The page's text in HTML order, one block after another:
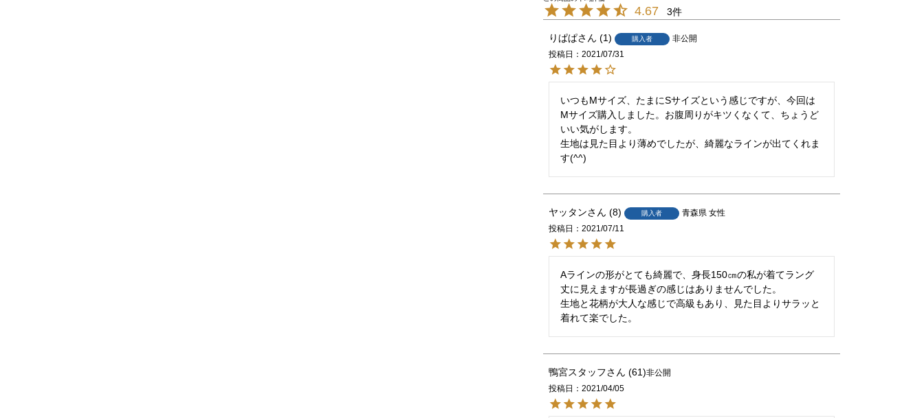
4.67 3
りぱぱ 1 購入者
非公開
投稿日
2021/07/31
いつもMサイズ、たまにSサイズという感じですが、今回は
Mサイズ購入しました。お腹周りがキツくなくて、ちょうど
いい気がします。
生地は見た目より薄めでしたが、綺麗なラインが出てくれま
ヤッタン 8 購入者 青森県 女性
投稿日
2021/07/11
Aラインの形がとても綺麗で、身長150㎝の私が着てラング
丈に見えますが長過ぎの感じはありませんでした。
生地と花柄が大人な感じで高級もあり、見た目よりサラッと
着れて楽でした。
鴨宮スタッフ 61 非公開
投稿日
2021/04/05